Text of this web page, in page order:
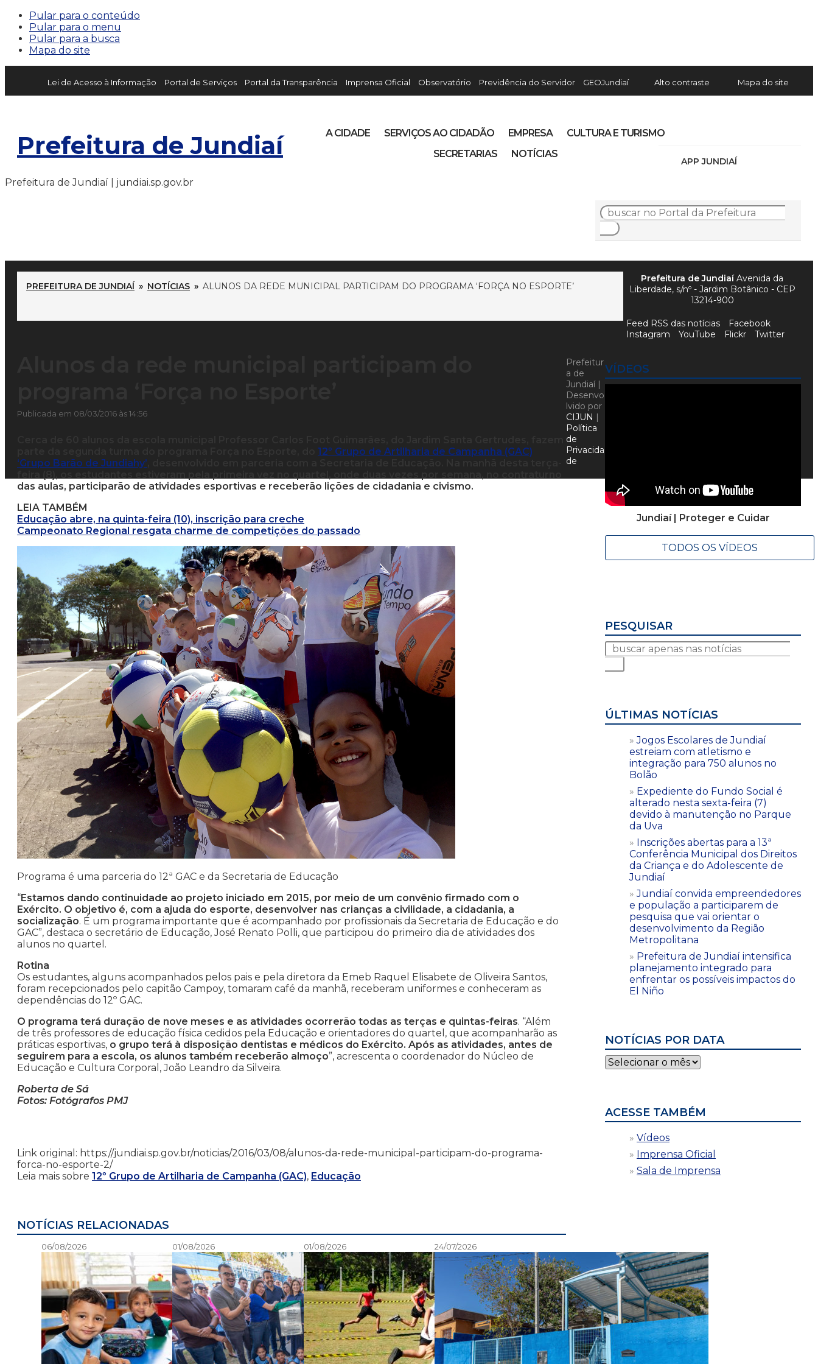
Pular para o conteúdo
Pular para o menu
Pular para a busca
Mapa do site
Lei de Acesso à Informação Portal de Serviços Portal da Transparência Imprensa Oficial Observatório Previdência do Servidor GEOJundiaí Alto contraste Mapa do site
Prefeitura de Jundiaí
APP JUNDIAÍ
A CIDADE SERVIÇOS AO CIDADÃO EMPRESA
CULTURA E TURISMO
SECRETARIAS
NOTÍCIAS
Prefeitura de Jundiaí | jundiai.sp.gov.br
PREFEITURA DE JUNDIAÍ » NOTÍCIAS » ALUNOS DA REDE MUNICIPAL PARTICIPAM DO PROGRAMA ‘FORÇA NO ESPORTE’
Publicada em 08/03/2016 às 14:56
12º Grupo de Artilharia de Campanha (GAC)
‘Grupo Barão de Jundiahy’
das aulas, participarão de atividades esportivas e receberão lições de cidadania e civismo.
LEIA TAMBÉM
Educação abre, na quinta-feira (10), inscrição para creche
Campeonato Regional resgata charme de competições do passado
Programa é uma parceria do 12ª GAC e da Secretaria de Educação
“Estamos dando continuidade ao projeto iniciado em 2015, por meio de um convênio firmado com o
Exército. O objetivo é, com a ajuda do esporte, desenvolver nas crianças a civilidade, a cidadania, a
socialização. É um programa importante que é acompanhado por profissionais da Secretaria de Educação e do
GAC”, destaca o secretário de Educação, José Renato Polli, que participou do primeiro dia de atividades dos
alunos no quartel.
Rotina
Os estudantes, alguns acompanhados pelos pais e pela diretora da Emeb Raquel Elisabete de Oliveira Santos,
foram recepcionados pelo capitão Campoy, tomaram café da manhã, receberam uniformes e conheceram as
dependências do 12º GAC.
O programa terá duração de nove meses e as atividades ocorrerão todas as terças e quintas-feiras. “Além
de três professores de educação física cedidos pela Educação e orientadores do quartel, que acompanharão as
práticas esportivas, o grupo terá à disposição dentistas e médicos do Exército. Após as atividades, antes de
seguirem para a escola, os alunos também receberão almoço”, acrescenta o coordenador do Núcleo de
Educação e Cultura Corporal, João Leandro da Silveira.
Roberta de Sá
Fotos: Fotógrafos PMJ
Link original: https://jundiai.sp.gov.br/noticias/2016/03/08/alunos-da-rede-municipal-participam-do-programa-
forca-no-esporte-2/
Leia mais sobre 12º Grupo de Artilharia de Campanha (GAC), Educação
NOTÍCIAS RELACIONADAS
06/08/2026 01/08/2026 01/08/2026 24/07/2026
VÍDEOS
Jundiaí | Proteger e Cuidar
TODOS OS VÍDEOS
PESQUISAR
ÚLTIMAS NOTÍCIAS
Jogos Escolares de Jundiaí
estreiam com atletismo e
integração para 750 alunos no
Bolão
Expediente do Fundo Social é
alterado nesta sexta-feira (7)
devido à manutenção no Parque
da Uva
Inscrições abertas para a 13ª
Conferência Municipal dos Direitos
da Criança e do Adolescente de
Jundiaí
Jundiaí convida empreendedores
e população a participarem de
pesquisa que vai orientar o
desenvolvimento da Região
Metropolitana
Prefeitura de Jundiaí intensifica
planejamento integrado para
enfrentar os possíveis impactos do
El Niño
NOTÍCIAS POR DATA
Notícias
por
ACESSE TAMBÉM
Vídeos
Imprensa Oficial
Sala de Imprensa
Prefeitura de JundiaíAvenida da
Liberdade, s/nº - Jardim Botânico - CEP
13214-900
Feed RSS das notícias
Facebook
Instagram
YouTube Flickr Twitter
Prefeitur
a de
Jundiaí |
Desenvo
lvido por
CIJUN |
Política
de
Privacida
de